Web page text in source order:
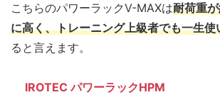
こちらのパワーラックV-MAXは耐荷重
に高く、トレーニング上級者でも一生使
ると言えます。
IROTEC パワーラックHPM